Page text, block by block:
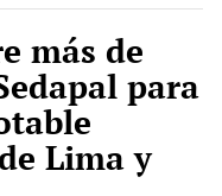
más de
para
Lima y